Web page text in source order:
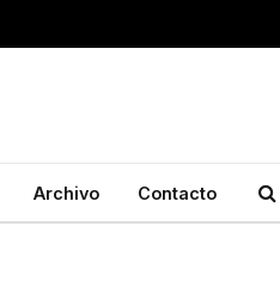
Archivo Contacto